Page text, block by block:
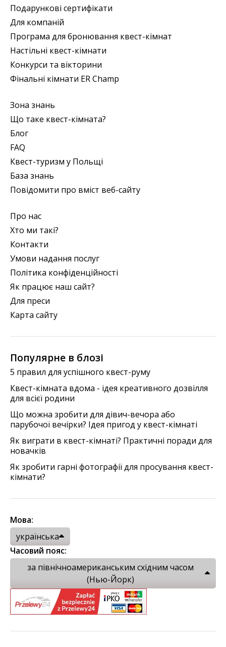
Подарункові сертифікати
Для компаній
Програма для бронювання квест-кімнат
Настільні квест-кімнати
Конкурси та вікторини
Фінальні кімнати ER Champ
Зона знань
Що таке квест-кімната?
Блог
FAQ
Квест-туризм у Польщі
База знань
Повідомити про вміст веб-сайту
Про нас
Хто ми такі?
Контакти
Умови надання послуг
Політика конфіденційності
Як працює наш сайт?
Для преси
Карта сайту
Популярне в блозі
5 правил для успішного квест-руму
Квест-кімната вдома - ідея креативного дозвілля
для всієї родини
Що можна зробити для дівич-вечора або
парубочої вечірки? Ідея пригод у квест-кімнаті
Як виграти в квест-кімнаті? Практичні поради для
новачків
Як зробити гарні фотографії для просування квест-
кімнати?
Мова:
українська
Часовий пояс:
за північноамериканським східним часом
(Нью-Йорк)